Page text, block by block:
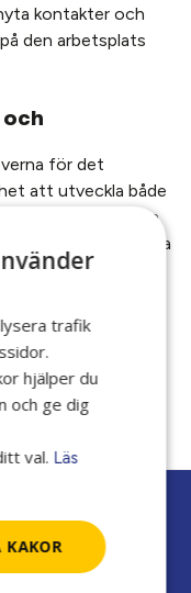
kontakter och
den arbetsplats
för det
att utveckla både
samt att visa
för att komma
skoltiden – så att
period beskrivs
av både
nya framtida
till att så
i princip direkt
trafik
hjälper du
och ge dig
val. Läs
KAKOR